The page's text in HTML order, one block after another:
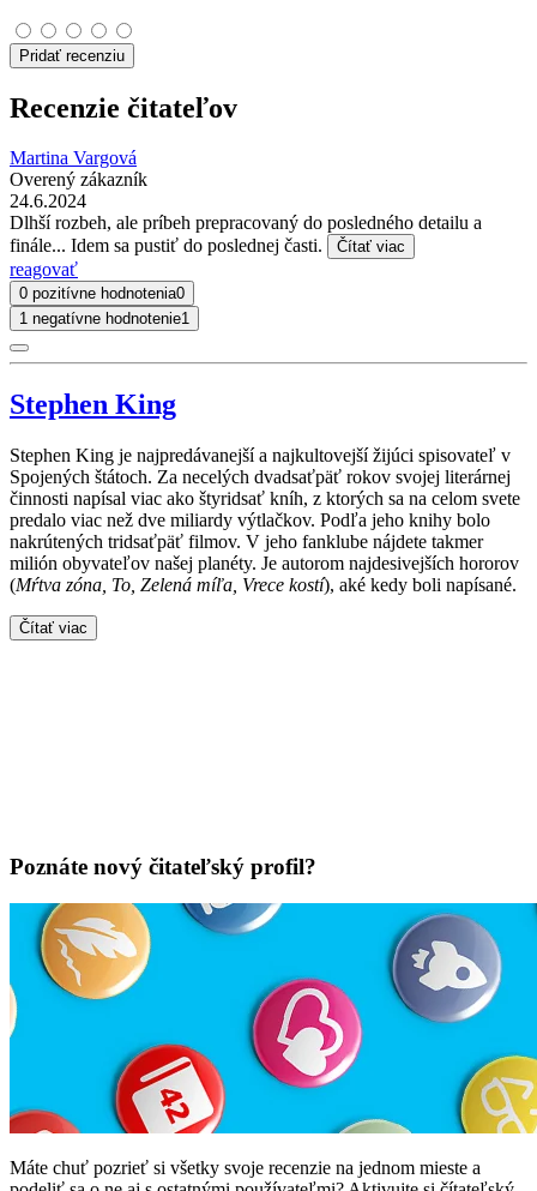
Pridať recenziu
Recenzie čitateľov
Martina Vargová
Overený zákazník
24.6.2024
Dlhší rozbeh, ale príbeh prepracovaný do posledného detailu a
finále... Idem sa pustiť do poslednej časti.
Čítať viac
reagovať
0 pozitívne hodnotenia0
1 negatívne hodnotenie1
Stephen King
Stephen King je najpredávanejší a najkultovejší žijúci spisovateľ v
Spojených štátoch. Za necelých dvadsaťpäť rokov svojej literárnej
činnosti napísal viac ako štyridsať kníh, z ktorých sa na celom svete
predalo viac než dve miliardy výtlačkov. Podľa jeho knihy bolo
nakrútených tridsaťpäť filmov. V jeho fanklube nájdete takmer
milión obyvateľov našej planéty. Je autorom najdesivejších hororov
(Mŕtva zóna, To, Zelená míľa, Vrece kostí), aké kedy boli napísané.
Čítať viac
Poznáte nový čitateľský profil?
Máte chuť pozrieť si všetky svoje recenzie na jednom mieste a